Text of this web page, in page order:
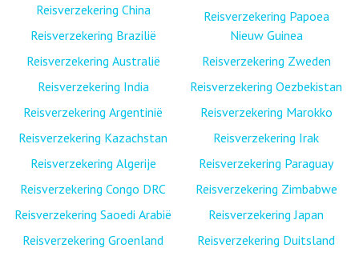
Reisverzekering China
Reisverzekering Brazilië
Reisverzekering Australië
Reisverzekering India
Reisverzekering Argentinië
Reisverzekering Kazachstan
Reisverzekering Algerije
Reisverzekering Congo DRC
Reisverzekering Saoedi Arabië
Reisverzekering Groenland
Reisverzekering Papoea
Nieuw Guinea
Reisverzekering Zweden
Reisverzekering Oezbekistan
Reisverzekering Marokko
Reisverzekering Irak
Reisverzekering Paraguay
Reisverzekering Zimbabwe
Reisverzekering Japan
Reisverzekering Duitsland